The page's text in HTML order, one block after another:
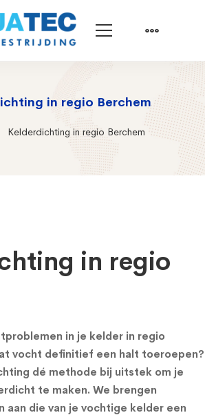
in regio Berchem
Kelderdichting in regio Berchem
in regio
in je kelder in regio
vocht definitief een halt toeroepen?
dé methode bij uitstek om je
te maken. We brengen
aan die van je vochtige kelder een